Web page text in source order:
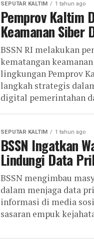
SEPUTAR KALTIM 1 tahun ago
Pemprov Kaltim
Keamanan Siber
BSSN RI melakukan
kematangan
lingkungan Pemprov
langkah strategis
digital pemerintahan
SEPUTAR KALTIM 1 tahun ago
BSSN Ingatkan
Lindungi Data
BSSN mengimbau
dalam menjaga data
informasi di media
sasaran empuk